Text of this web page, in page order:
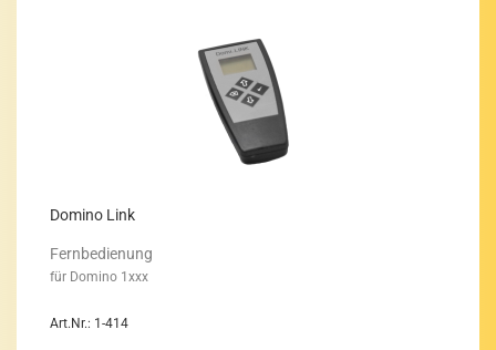
Do­mi­no Link
Fern­be­die­nung
für Do­mi­no 1xxx
Art.Nr.: 1-414